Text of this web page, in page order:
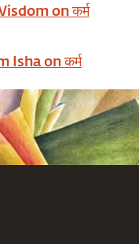
onकर्म
Isha onकर्म